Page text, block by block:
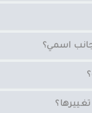
اسمي؟